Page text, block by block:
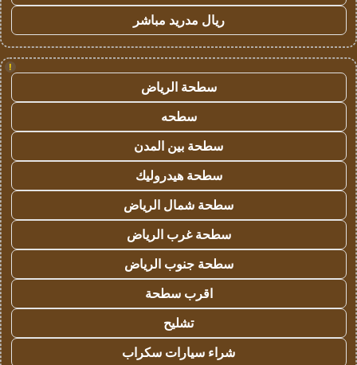
ريال مدريد مباشر
!
سطحة الرياض
سطحه
سطحة بين المدن
سطحة هيدروليك
سطحة شمال الرياض
سطحة غرب الرياض
سطحة جنوب الرياض
اقرب سطحة
تشليح
شراء سيارات سكراب